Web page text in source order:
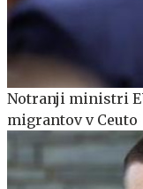
Notranji ministri
migrantov v Ceuto